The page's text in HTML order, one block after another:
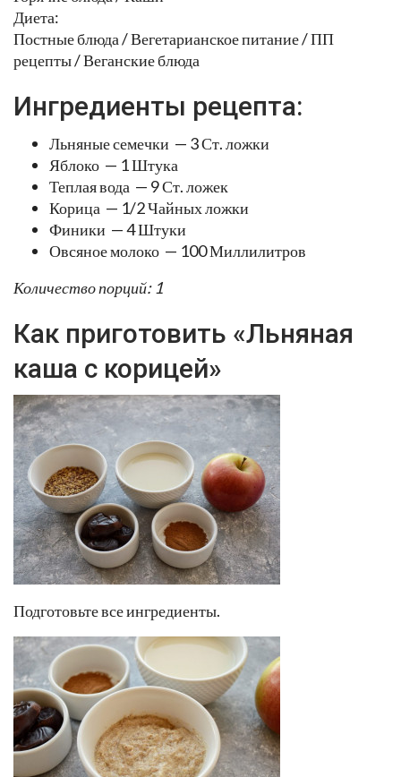
Диета:
Постные блюда / Вегетарианское питание / ПП
рецепты / Веганские блюда
Ингредиенты рецепта:
Льняные семечки — 3 Ст. ложки
Яблоко — 1 Штука
Теплая вода — 9 Ст. ложек
Корица — 1/2 Чайных ложки
Финики — 4 Штуки
Овсяное молоко — 100 Миллилитров
Количество порций: 1
Как приготовить «Льняная
каша с корицей»
Подготовьте все ингредиенты.